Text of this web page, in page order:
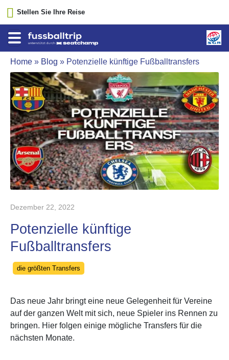
Stellen Sie Ihre Reise
Home » Blog » Potenzielle künftige Fußballtransfers
Dezember 22, 2022
Potenzielle künftige
Fußballtransfers
Categories
die größten Transfers
Das neue Jahr bringt eine neue Gelegenheit für Vereine
auf der ganzen Welt mit sich, neue Spieler ins Rennen zu
bringen. Hier folgen einige mögliche Transfers für die
nächsten Monate.